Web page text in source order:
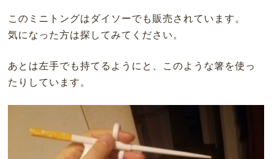
このミニトングはダイソーでも販売されています。
気になった方は探してみてください。
あとは左手でも持てるようにと、このような箸を使っ
たりしています。